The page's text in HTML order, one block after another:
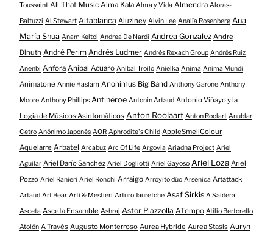
Toussaint All That Music Alma Kala Alma y Vida Almendra Aloras-
Baltuzzi Al Stewart Altablanca Aluziney Alvin Lee Analía Rosenberg Ana
María Shua Anam Keltoi Andrea De Nardi Andrea Gonzalez Andre
Dinuth André Perim Andrés Ludmer Andrés Rexach Group Andrés Ruiz
Anenbi Anfora Anibal Acuaro Anibal Troilo Anielka Anima Anima Mundi
Animatone Annie Haslam Anonimus Big Band Anthony Garone Anthony
Moore Anthony Phillips Antihéroe Antonin Artaud Antonio Viñayo y la
Logia de Músicos Asintomáticos Anton Roolaart Anton Roolart Anublar
Cetro Anónimo Japonés AOR Aphrodite's Child AppleSmellColour
Aquelarre Arbatel Arcabuz Arc Of Life Argovia Ariadna Project Ariel
Aguilar Ariel Darío Sanchez Ariel Dogliotti Ariel Gayoso Ariel Loza Ariel
Pozzo Ariel Ranieri Ariel Ronchi Arraigo Arroyito dúo Arsénica Artattack
Artaud Art Bear Arti & Mestieri Arturo Jauretche Asaf Sirkis A Saidera
Asceta Asceta Ensamble Ashraj Astor Piazzolla ATempo Atilio Bertorello
Atolón A Través Augusto Monterroso Aurea Hybride Aurea Stasis Auryn